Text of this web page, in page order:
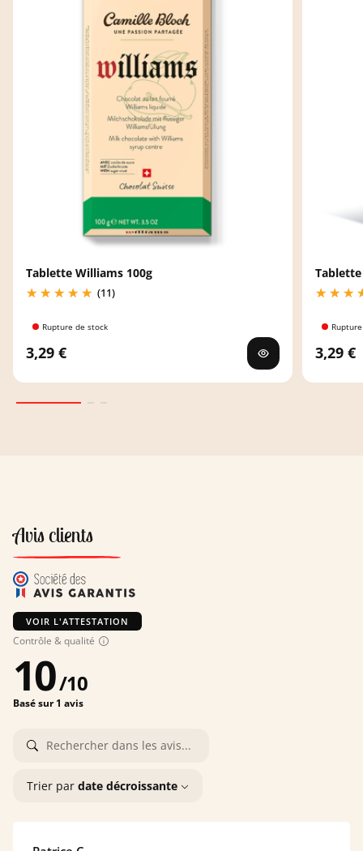
Tablette Williams 100g
(11)
Rupture de stock
3,29 € 3,29 €
Avis clients
VOIR L'ATTESTATION
Contrôle & qualité
10/10
Basé sur 1 avis
Trier par date décroissante